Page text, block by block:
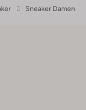
Sneaker Damen